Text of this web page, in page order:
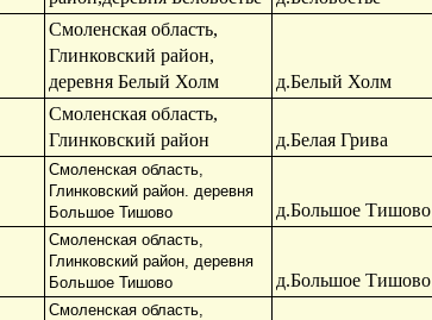
Смоленская область,
Глинковский район,
деревня Белый Холм
д.Белый Холм
Смоленская область,
Глинковский район
д.Белая Грива
Смоленская область,
Глинковский район. деревня
Большое Тишово
д.Большое Тишово
Смоленская область,
Глинковский район, деревня
Большое Тишово
д.Большое Тишово
Смоленская область,